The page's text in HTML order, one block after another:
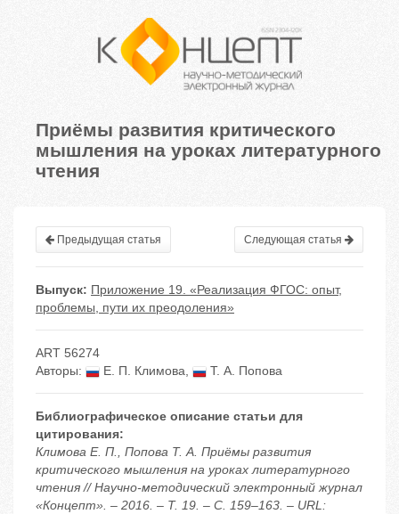
Приёмы развития критического
мышления на уроках литературного
чтения
Предыдущая статья Следующая статья
Выпуск: Приложение 19. «Реализация ФГОС: опыт,
проблемы, пути их преодоления»
ART 56274
Авторы:
Е. П. Климова, Т. А. Попова
Библиографическое описание статьи для
цитирования:
Климова Е. П., Попова Т. А. Приёмы развития
критического мышления на уроках литературного
чтения // Научно-методический электронный журнал
«Концепт». – 2016. – Т. 19. – С. 159–163. – URL: